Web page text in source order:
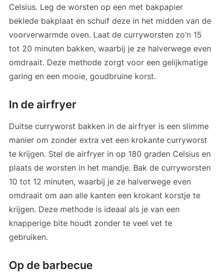
Celsius. Leg de worsten op een met bakpapier
beklede bakplaat en schuif deze in het midden van de
voorverwarmde oven. Laat de curryworsten zo’n 15
tot 20 minuten bakken, waarbij je ze halverwege even
omdraait. Deze methode zorgt voor een gelijkmatige
garing en een mooie, goudbruine korst.
In de airfryer
Duitse curryworst bakken in de airfryer is een slimme
manier om zonder extra vet een krokante curryworst
te krijgen. Stel de airfryer in op 180 graden Celsius en
plaats de worsten in het mandje. Bak de curryworsten
10 tot 12 minuten, waarbij je ze halverwege even
omdraait om aan alle kanten een krokant korstje te
krijgen. Deze methode is ideaal als je van een
knapperige bite houdt zonder te veel vet te
gebruiken.
Op de barbecue